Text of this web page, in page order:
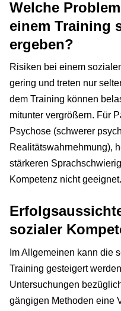
Welche
einem Training
ergeben?
Risiken bei einem
gering und treten nur
dem Training können
mitunter vergrößern. Für
Psychose (schwerer
Realitätswahrnehmung),
stärkeren
Kompetenz nicht geeignet.
sozialer
Im Allgemeinen kann die
Training gesteigert
Untersuchungen
gängigen Methoden eine